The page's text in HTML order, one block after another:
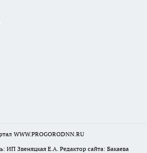
WWW.PROGORODNN.RU
ИП Звеняцкая Е.А. Редактор сайта: Бакаева